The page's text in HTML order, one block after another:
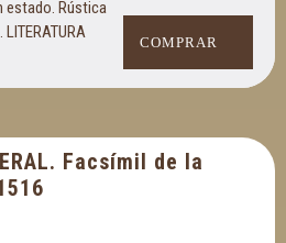
estado. Rústica
COMPRAR
Facsímil de la